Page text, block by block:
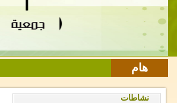
هام
نشاطات